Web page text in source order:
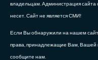
владельцам. Администрация сайта
несет. Сайт не является СМИ!
Если Вы обнаружили на нашем
права, принадлежащие Вам, Вашей
сообщите нам.